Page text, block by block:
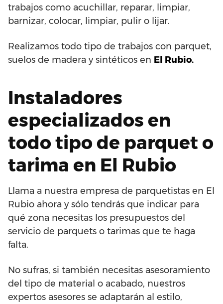
trabajos como acuchillar, reparar, limpiar,
barnizar, colocar, limpiar, pulir o lijar.
Realizamos todo tipo de trabajos con parquet,
suelos de madera y sintéticos en El Rubio.
Instaladores
especializados en
todo tipo de parquet o
tarima en El Rubio
Llama a nuestra empresa de parquetistas en El
Rubio ahora y sólo tendrás que indicar para
qué zona necesitas los presupuestos del
servicio de parquets o tarimas que te haga
falta.
No sufras, si también necesitas asesoramiento
del tipo de material o acabado, nuestros
expertos asesores se adaptarán al estilo,